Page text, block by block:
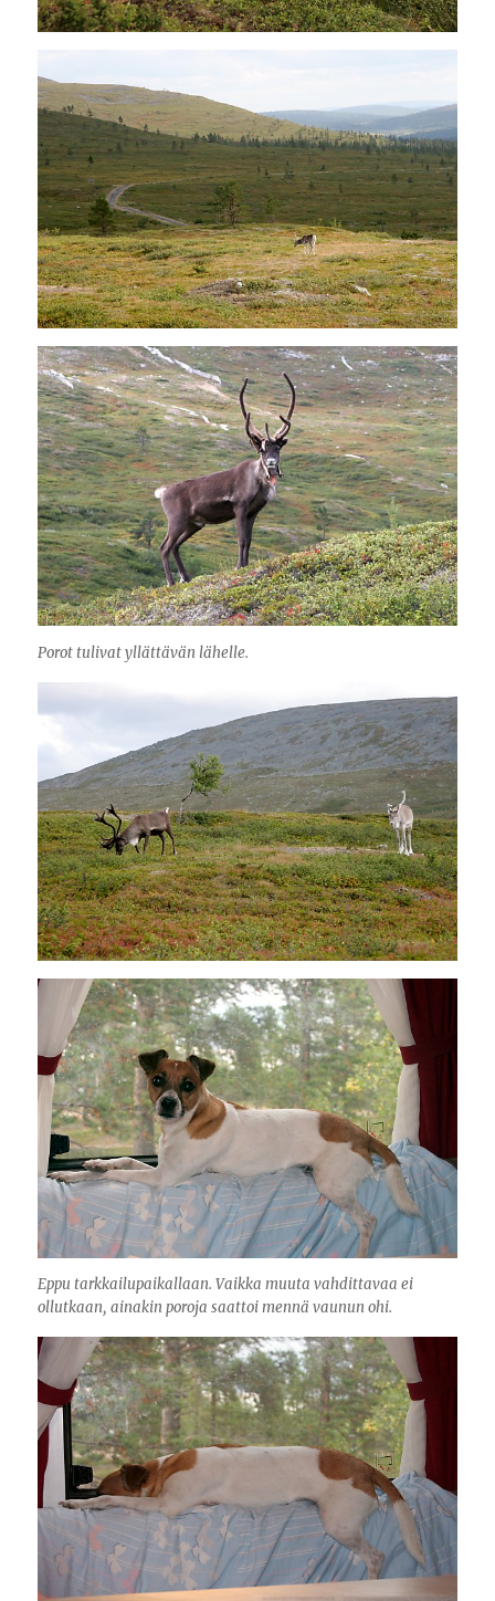
Porot tulivat yllättävän lähelle.
Eppu tarkkailupaikallaan. Vaikka muuta vahdittavaa ei
ollutkaan, ainakin poroja saattoi mennä vaunun ohi.